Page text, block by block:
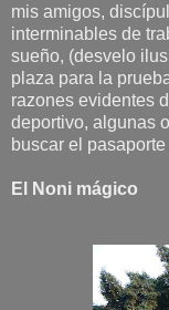
mis amigos,
interminables de
sueño, (desvelo
plaza para la
razones evidentes
deportivo, algunas
buscar el
El Noni mágico